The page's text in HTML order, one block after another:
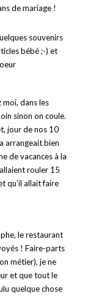
de mariage !
souvenirs
bébé ;-) et
moi, dans les
sinon on coule.
jour de nos 10
arrangeait bien
de vacances à la
allaient rouler 15
qu’il allait faire
le restaurant
! Faire-parts
métier), je ne
et que tout le
quelque chose